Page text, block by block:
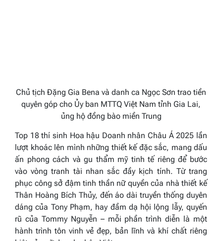
Chủ tịch Đặng Gia Bena và danh ca Ngọc Sơn trao tiền
quyên góp cho Ủy ban MTTQ Việt Nam tỉnh Gia Lai,
ủng hộ đồng bào miền Trung
Top 18 thí sinh Hoa hậu Doanh nhân Châu Á 2025 lần
lượt khoác lên mình những thiết kế đặc sắc, mang dấu
ấn phong cách và gu thẩm mỹ tinh tế riêng để bước
vào vòng tranh tài nhan sắc đầy kịch tính. Từ trang
phục công sở đậm tinh thần nữ quyền của nhà thiết kế
Thân Hoàng Bích Thủy, đến áo dài truyền thống duyên
dáng của Tony Phạm, hay đầm dạ hội lộng lẫy, quyến
rũ của Tommy Nguyễn – mỗi phần trình diễn là một
hành trình tôn vinh vẻ đẹp, bản lĩnh và khí chất riêng